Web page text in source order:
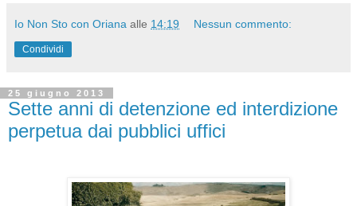
Io Non Sto con Oriana alle 14:19 Nessun commento:
Condividi
25 giugno 2013
Sette anni di detenzione ed interdizione
perpetua dai pubblici uffici